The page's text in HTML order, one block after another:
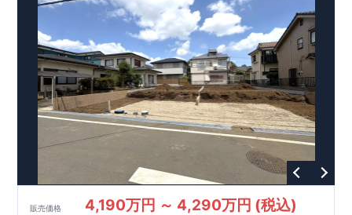
販売価格 4,190万円 ～ 4,290万円 (税込)